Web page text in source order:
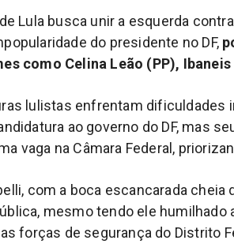
Lula busca unir a esquerda
do presidente no DF,
como Celina Leão (PP),
lulistas enfrentam dificuldades
ao governo do DF, mas
vaga na Câmara Federal,
com a boca escancarada
mesmo tendo ele humilhado
forças de segurança do Distrito